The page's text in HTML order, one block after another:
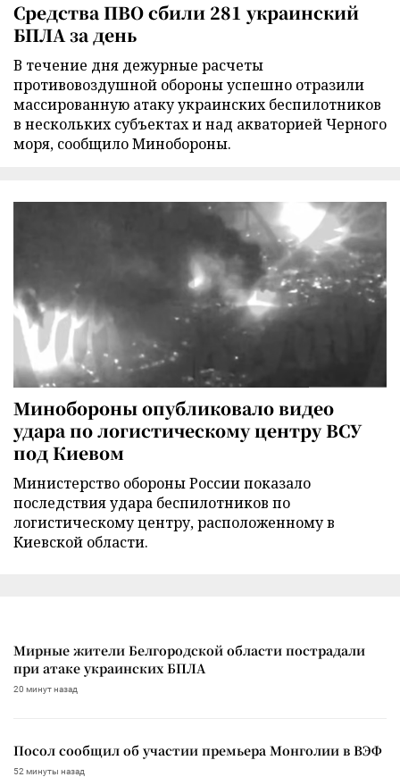
Средства ПВО сбили 281 украинский
БПЛА за день
В течение дня дежурные расчеты
противовоздушной обороны успешно отразили
массированную атаку украинских беспилотников
в нескольких субъектах и над акваторией Черного
моря, сообщило Минобороны.
Минобороны опубликовало видео
удара по логистическому центру ВСУ
под Киевом
Министерство обороны России показало
последствия удара беспилотников по
логистическому центру, расположенному в
Киевской области.
Мирные жители Белгородской области пострадали
при атаке украинских БПЛА
20 минут назад
Посол сообщил об участии премьера Монголии в ВЭФ
52 минуты назад